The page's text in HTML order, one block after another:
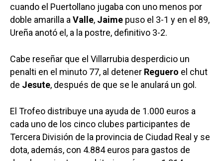
cuando el Puertollano jugaba con uno menos por
doble amarilla a Valle, Jaime puso el 3-1 y en el 89,
Ureña anotó el, a la postre, definitivo 3-2.
Cabe reseñar que el Villarrubia desperdicio un
penalti en el minuto 77, al detener Reguero el chut
de Jesute, después de que se le anulará un gol.
El Trofeo distribuye una ayuda de 1.000 euros a
cada uno de los cinco clubes participantes de
Tercera División de la provincia de Ciudad Real y se
dota, además, con 4.884 euros para gastos de